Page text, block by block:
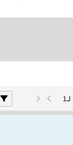
لـ1